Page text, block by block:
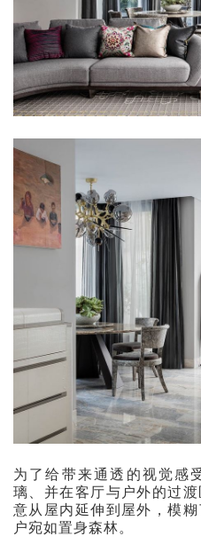
为了给带来通透的视觉感
璃、并在客厅与户外的过
意从屋内延伸到屋外，模
户宛如置身森林。